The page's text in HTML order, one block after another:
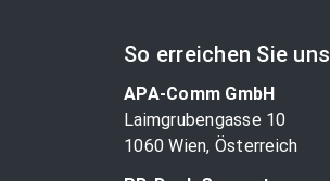
So erreichen Sie uns
APA-Comm GmbH
Laimgrubengasse 10
1060 Wien, Österreich